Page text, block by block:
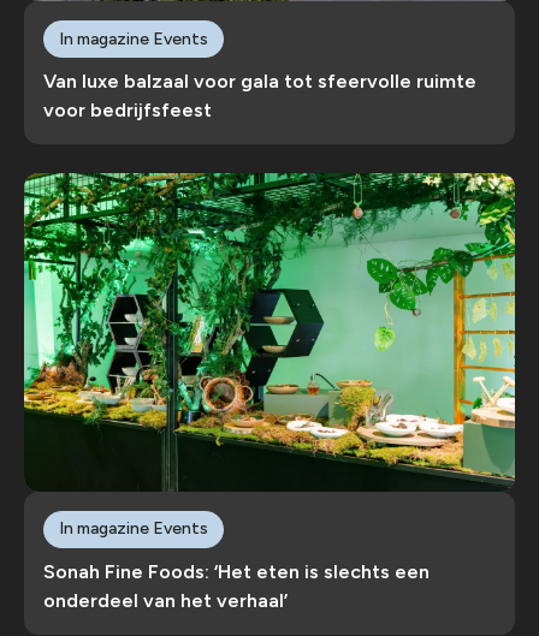
Van luxe balzaal voor gala tot sfeervolle ruimte
voor bedrijfsfeest
In magazine Events
Sonah Fine Foods: ‘Het eten is slechts een
onderdeel van het verhaal’
In magazine Events